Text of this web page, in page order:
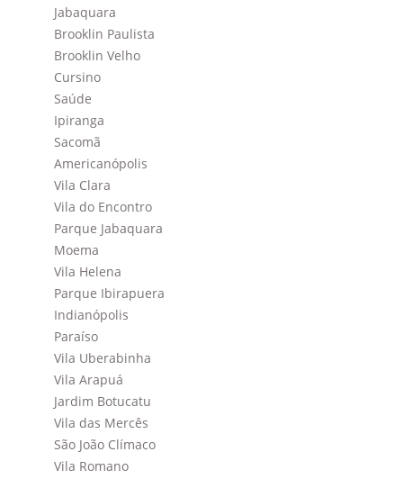
Jabaquara
Brooklin Paulista
Brooklin Velho
Cursino
Saúde
Ipiranga
Sacomã
Americanópolis
Vila Clara
Vila do Encontro
Parque Jabaquara
Moema
Vila Helena
Parque Ibirapuera
Indianópolis
Paraíso
Vila Uberabinha
Vila Arapuá
Jardim Botucatu
Vila das Mercês
São João Clímaco
Vila Romano